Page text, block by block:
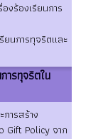
งร้องเรียนการ
ยนการทุจริตและ
ารทุจริตใน
ารสร้าง
Gift Policy จาก